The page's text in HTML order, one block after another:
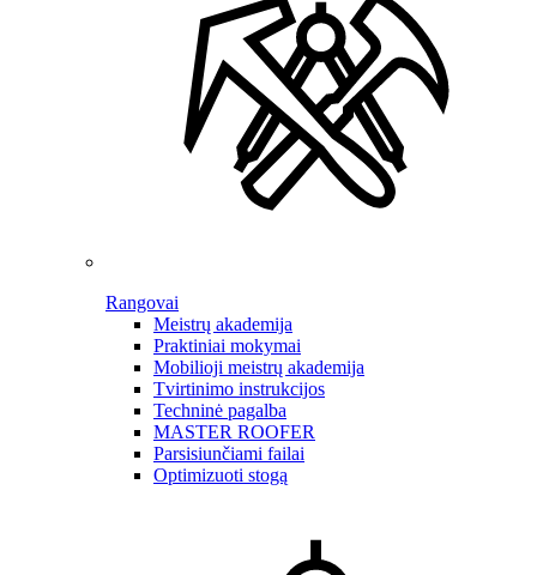
Rangovai
Meistrų akademija
Praktiniai mokymai
Mobilioji meistrų akademija
Tvirtinimo instrukcijos
Techninė pagalba
MASTER ROOFER
Parsisiunčiami failai
Optimizuoti stogą